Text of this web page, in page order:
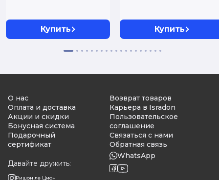
Купить Купить
О нас
Оплата и доставка
Акции и скидки
Бонусная система
Подарочный
сертификат
Давайте дружить:
Ришон ле Цион
Возврат товаров
Карьера в Isradon
Пользовательское
соглашение
Связаться с нами
Обратная связь
WhatsApp